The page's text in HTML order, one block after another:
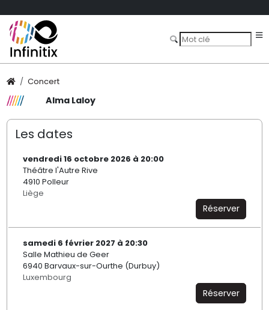
Concert
Alma Laloy
Les dates
vendredi 16 octobre 2026 à 20:00
Théâtre l'Autre Rive
4910 Polleur
Liège
Réserver
samedi 6 février 2027 à 20:30
Salle Mathieu de Geer
6940 Barvaux-sur-Ourthe (Durbuy)
Luxembourg
Réserver